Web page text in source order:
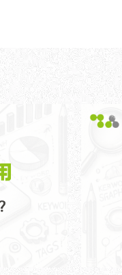
佈局關鍵字
全面優
調整
行動優
我們提供哪些 SEO 服務
SEO 優化的具體流程